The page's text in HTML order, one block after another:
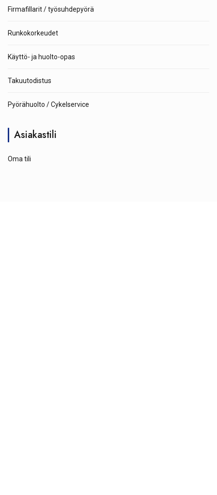
Firmafillarit / työsuhdepyörä
Runkokorkeudet
Käyttö- ja huolto-opas
Takuutodistus
Pyörähuolto / Cykelservice
Asiakastili
Oma tili